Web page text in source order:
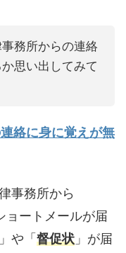
務所からの連絡
思い出してみて
絡に身に覚えが無
事務所から
ョートメールが届
」や「 督促状 」が届